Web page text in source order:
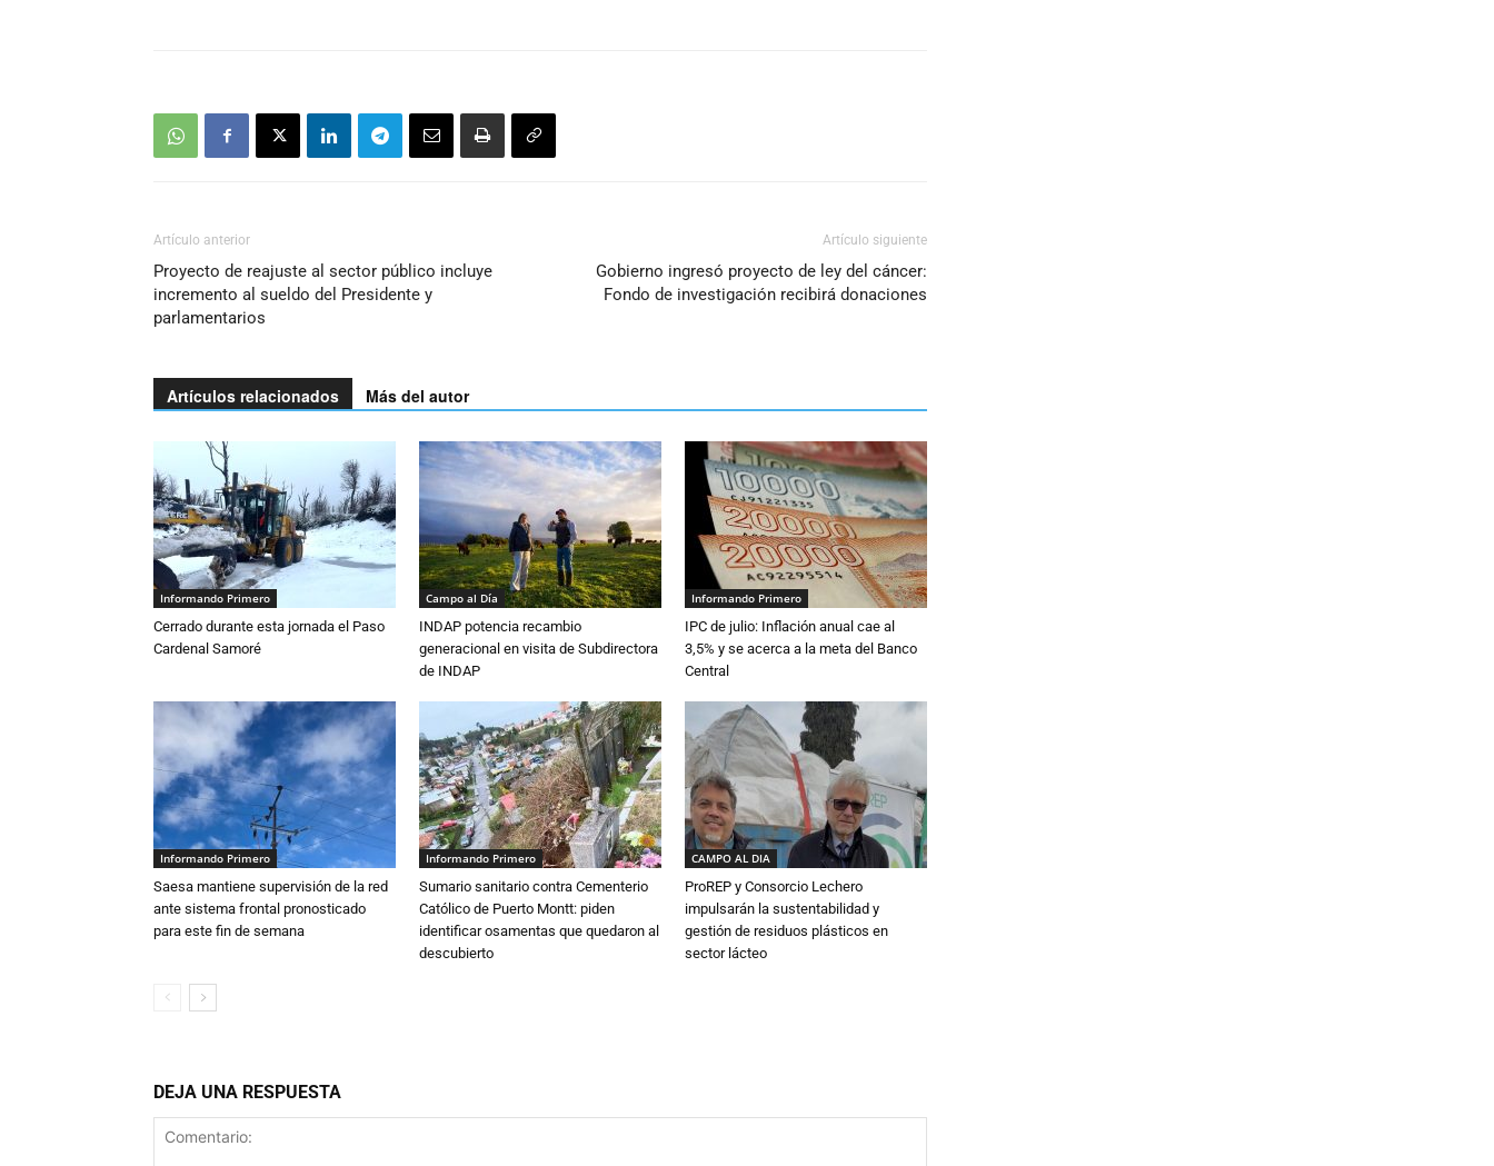
Artículo anterior
Proyecto de reajuste al sector público incluye
incremento al sueldo del Presidente y
parlamentarios
Artículo siguiente
Gobierno ingresó proyecto de ley del cáncer:
Fondo de investigación recibirá donaciones
Artículos relacionados Más del autor
Informando Primero
Cerrado durante esta jornada el Paso
Cardenal Samoré
Campo al Día
INDAP potencia recambio
generacional en visita de Subdirectora
de INDAP
Informando Primero
IPC de julio: Inflación anual cae al
3,5% y se acerca a la meta del Banco
Central
Informando Primero
Saesa mantiene supervisión de la red
ante sistema frontal pronosticado
para este fin de semana
Informando Primero
Sumario sanitario contra Cementerio
Católico de Puerto Montt: piden
identificar osamentas que quedaron al
descubierto
CAMPO AL DIA
ProREP y Consorcio Lechero
impulsarán la sustentabilidad y
gestión de residuos plásticos en
sector lácteo
DEJA UNA RESPUESTA